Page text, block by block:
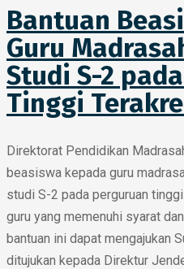
Bantuan
Guru
Studi S-2
Tinggi
Direktorat Pendidikan
beasiswa kepada guru
studi S-2 pada perguruan
guru yang memenuhi syarat
bantuan ini dapat mengajukan
ditujukan kepada Direktur